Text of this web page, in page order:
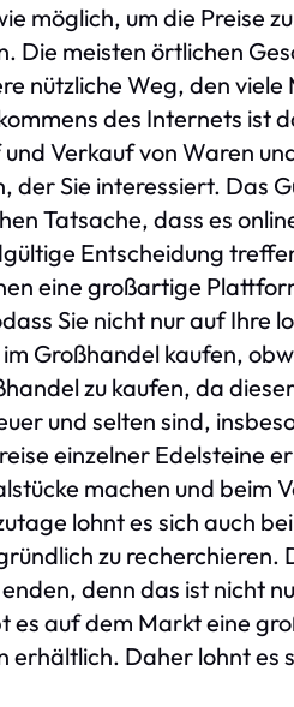
möglich, um die Preise
Die meisten örtlichen
nützliche Weg, den viele
des Internets ist
Verkauf von Waren
Sie interessiert. Das
Tatsache, dass es
Entscheidung
eine großartige
Sie nicht nur auf Ihre
Großhandel kaufen,
zu kaufen, da
und selten sind,
einzelner Edelsteine
machen und beim
lohnt es sich auch
zu recherchieren.
denn das ist nicht
auf dem Markt eine
Daher lohnt es